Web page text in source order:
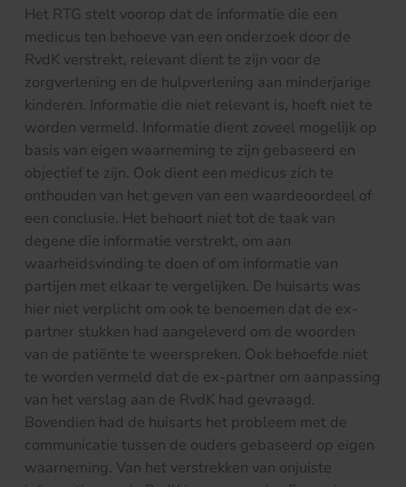
Het RTG stelt voorop dat de informatie die een
medicus ten behoeve van een onderzoek door de
RvdK verstrekt, relevant dient te zijn voor de
zorgverlening en de hulpverlening aan minderjarige
kinderen. Informatie die niet relevant is, hoeft niet te
worden vermeld. Informatie dient zoveel mogelijk op
basis van eigen waarneming te zijn gebaseerd en
objectief te zijn. Ook dient een medicus zich te
onthouden van het geven van een waardeoordeel of
een conclusie. Het behoort niet tot de taak van
degene die informatie verstrekt, om aan
waarheidsvinding te doen of om informatie van
partijen met elkaar te vergelijken. De huisarts was
hier niet verplicht om ook te benoemen dat de ex-
partner stukken had aangeleverd om de woorden
van de patiënte te weerspreken. Ook behoefde niet
te worden vermeld dat de ex-partner om aanpassing
van het verslag aan de RvdK had gevraagd.
Bovendien had de huisarts het probleem met de
communicatie tussen de ouders gebaseerd op eigen
waarneming. Van het verstrekken van onjuiste